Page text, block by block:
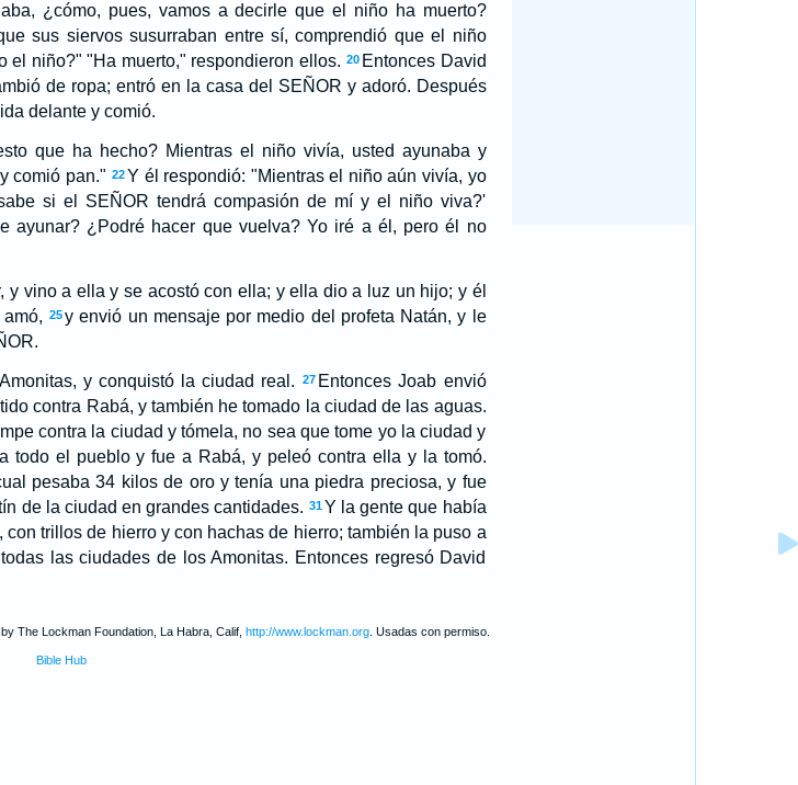
¿cómo, pues, vamos a decirle que el niño ha muerto?
sus siervos susurraban entre sí, comprendió que el niño
el niño?" "Ha muerto," respondieron ellos. 20 Entonces David
de ropa; entró en la casa del SEÑOR y adoró. Después
delante y comió.
que ha hecho? Mientras el niño vivía, usted ayunaba y
comió pan." 22Y él respondió: "Mientras el niño aún vivía, yo
si el SEÑOR tendrá compasión de mí y el niño viva?'
ayunar? ¿Podré hacer que vuelva? Yo iré a él, pero él no
y vino a ella y se acostó con ella; y ella dio a luz un hijo; y él
25y envió un mensaje por medio del profeta Natán, y le
y conquistó la ciudad real. 27 Entonces Joab envió
contra Rabá, y también he tomado la ciudad de las aguas.
contra la ciudad y tómela, no sea que tome yo la ciudad y
todo el pueblo y fue a Rabá, y peleó contra ella y la tomó.
pesaba 34 kilos de oro y tenía una piedra preciosa, y fue
de la ciudad en grandes cantidades. 31Y la gente que había
trillos de hierro y con hachas de hierro; también la puso a
las ciudades de los Amonitas. Entonces regresó David
The Lockman Foundation, La Habra, Calif, http://www.lockman.org. Usadas con permiso.
Bible Hub